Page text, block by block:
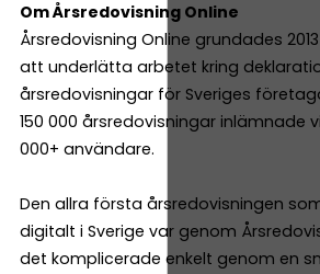
Om Årsredovisning Online
Årsredovisning Online grundades
att underlätta arbetet kring
årsredovisningar för Sveriges
150 000 årsredovisningar inlämnade
000+ användare.
Den allra första årsredovisningen
digitalt i Sverige var genom
det komplicerade enkelt genom en